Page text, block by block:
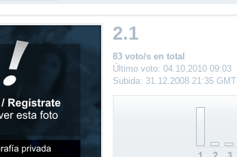
2.1
83 voto/s en total
Último voto: 04.10.2010 09:03
Subida: 31.12.2008 21:35 GMT